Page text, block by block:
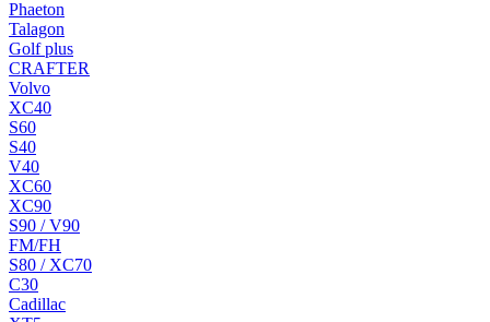
Phaeton
Talagon
Golf plus
CRAFTER
Volvo
XC40
S60
S40
V40
XC60
XC90
S90 / V90
FM/FH
S80 / XC70
C30
Cadillac